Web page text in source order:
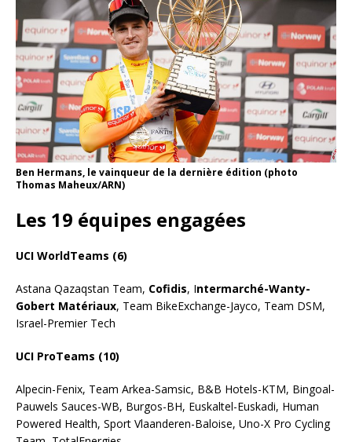
Ben Hermans, le vainqueur de la dernière édition (photo
Thomas Maheux/ARN)
Les 19 équipes engagées
UCI WorldTeams (6)
Astana Qazaqstan Team, Cofidis, Intermarché-Wanty-
Gobert Matériaux, Team BikeExchange-Jayco, Team DSM,
Israel-Premier Tech
UCI ProTeams (10)
Alpecin-Fenix, Team Arkea-Samsic, B&B Hotels-KTM, Bingoal-
Pauwels Sauces-WB, Burgos-BH, Euskaltel-Euskadi, Human
Powered Health, Sport Vlaanderen-Baloise, Uno-X Pro Cycling